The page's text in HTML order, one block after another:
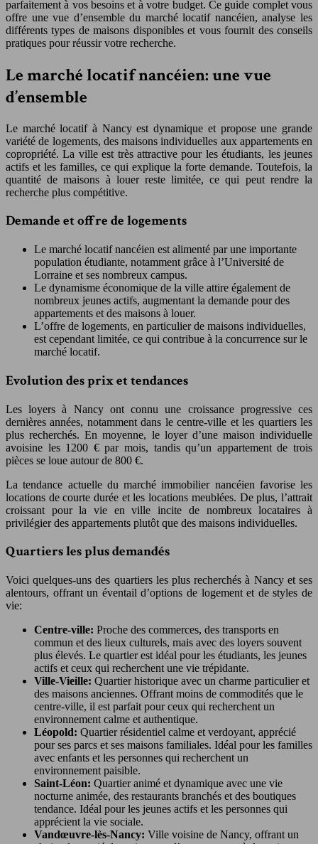
parfaitement à vos besoins et à votre budget. Ce guide complet vous
offre une vue d’ensemble du marché locatif nancéien, analyse les
différents types de maisons disponibles et vous fournit des conseils
pratiques pour réussir votre recherche.
Le marché locatif nancéien: une vue
d’ensemble
Le marché locatif à Nancy est dynamique et propose une grande
variété de logements, des maisons individuelles aux appartements en
copropriété. La ville est très attractive pour les étudiants, les jeunes
actifs et les familles, ce qui explique la forte demande. Toutefois, la
quantité de maisons à louer reste limitée, ce qui peut rendre la
recherche plus compétitive.
Demande et offre de logements
Le marché locatif nancéien est alimenté par une importante
population étudiante, notamment grâce à l’Université de
Lorraine et ses nombreux campus.
Le dynamisme économique de la ville attire également de
nombreux jeunes actifs, augmentant la demande pour des
appartements et des maisons à louer.
L’offre de logements, en particulier de maisons individuelles,
est cependant limitée, ce qui contribue à la concurrence sur le
marché locatif.
Evolution des prix et tendances
Les loyers à Nancy ont connu une croissance progressive ces
dernières années, notamment dans le centre-ville et les quartiers les
plus recherchés. En moyenne, le loyer d’une maison individuelle
avoisine les 1200 € par mois, tandis qu’un appartement de trois
pièces se loue autour de 800 €.
La tendance actuelle du marché immobilier nancéien favorise les
locations de courte durée et les locations meublées. De plus, l’attrait
croissant pour la vie en ville incite de nombreux locataires à
privilégier des appartements plutôt que des maisons individuelles.
Quartiers les plus demandés
Voici quelques-uns des quartiers les plus recherchés à Nancy et ses
alentours, offrant un éventail d’options de logement et de styles de
vie:
Centre-ville: Proche des commerces, des transports en
commun et des lieux culturels, mais avec des loyers souvent
plus élevés. Le quartier est idéal pour les étudiants, les jeunes
actifs et ceux qui recherchent une vie trépidante.
Ville-Vieille: Quartier historique avec un charme particulier et
des maisons anciennes. Offrant moins de commodités que le
centre-ville, il est parfait pour ceux qui recherchent un
environnement calme et authentique.
Léopold: Quartier résidentiel calme et verdoyant, apprécié
pour ses parcs et ses maisons familiales. Idéal pour les familles
avec enfants et les personnes qui recherchent un
environnement paisible.
Saint-Léon: Quartier animé et dynamique avec une vie
nocturne animée, des restaurants branchés et des boutiques
tendance. Idéal pour les jeunes actifs et les personnes qui
apprécient la vie sociale.
Vandœuvre-lès-Nancy: Ville voisine de Nancy, offrant un